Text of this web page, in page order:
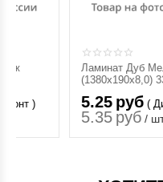
Ламинат Дуб Мелас
(1380х190х8,0) 33кл
5.25 руб( Дисконт )
руб/ шт.